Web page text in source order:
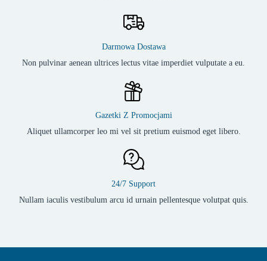
Darmowa Dostawa
Non pulvinar aenean ultrices lectus vitae imperdiet vulputate a eu.
Gazetki Z Promocjami
Aliquet ullamcorper leo mi vel sit pretium euismod eget libero.
24/7 Support
Nullam iaculis vestibulum arcu id urnain pellentesque volutpat quis.